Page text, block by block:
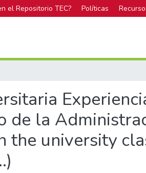
el Repositorio TEC? Políticas
de la
the university